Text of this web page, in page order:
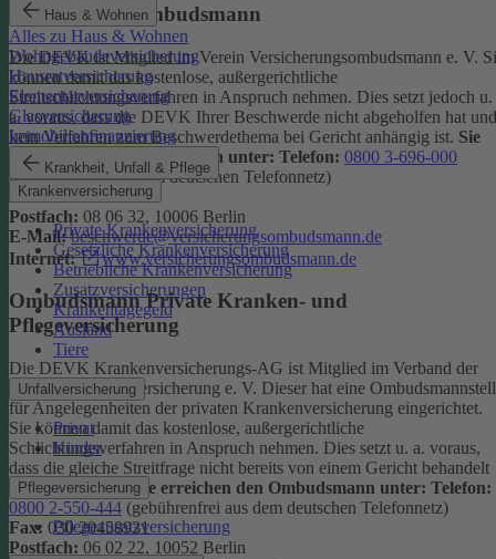
Haus & Wohnen
Alles zu Haus & Wohnen
Wohngebäudeversicherung
Hausratversicherung
Elementarversicherung
Glasversicherung
Immobilienfinanzierung
Krankheit, Unfall & Pflege
Krankenversicherung
Private Krankenversicherung
Gesetzliche Krankenversicherung
Betriebliche Krankenversicherung
Zusatzversicherungen
Krankentagegeld
Ausland
Tiere
Unfallversicherung
Privat
Kinder
Pflegeversicherung
Pflegezusatzversicherung
Versicherungsombudsmann
Die DEVK ist Mitglied im Verein Versicherungsombudsmann e. V.
können damit das kostenlose, außergerichtliche
Streitschlichtungsverfahren in Anspruch nehmen. Dies setzt jedoch u.
a. voraus, dass die DEVK Ihrer Beschwerde nicht abgeholfen hat und
kein Verfahren zum Beschwerdethema bei Gericht anhängig ist. Sie
erreichen den Ombudsmann unter: Telefon: 0800 3-696-000
(gebührenfrei aus dem deutschen Telefonnetz)
Fax:0800 3-699-000
Postfach: 08 06 32, 10006 Berlin
E-Mail:beschwerde@versicherungsombudsmann.de
Internet:
www.versicherungsombudsmann.de
Ombudsmann Private Kranken- und
Pflegeversicherung
Die DEVK Krankenversicherungs-AG ist Mitglied im Verband der
privaten Krankenversicherung e. V. Dieser hat eine
für Angelegenheiten der privaten Krankenversicherung eingerichtet.
Sie können damit das kostenlose, außergerichtliche
Schlichtungsverfahren in Anspruch nehmen. Dies setzt u. a. voraus,
dass die gleiche Streitfrage nicht bereits von einem Gericht behandelt
wird oder wurde.Sie erreichen den Ombudsmann unter: Telefon:
0800 2-550-444 (gebührenfrei aus dem deutschen Telefonnetz)
Fax: 030 20458931
Postfach: 06 02 22, 10052 Berlin